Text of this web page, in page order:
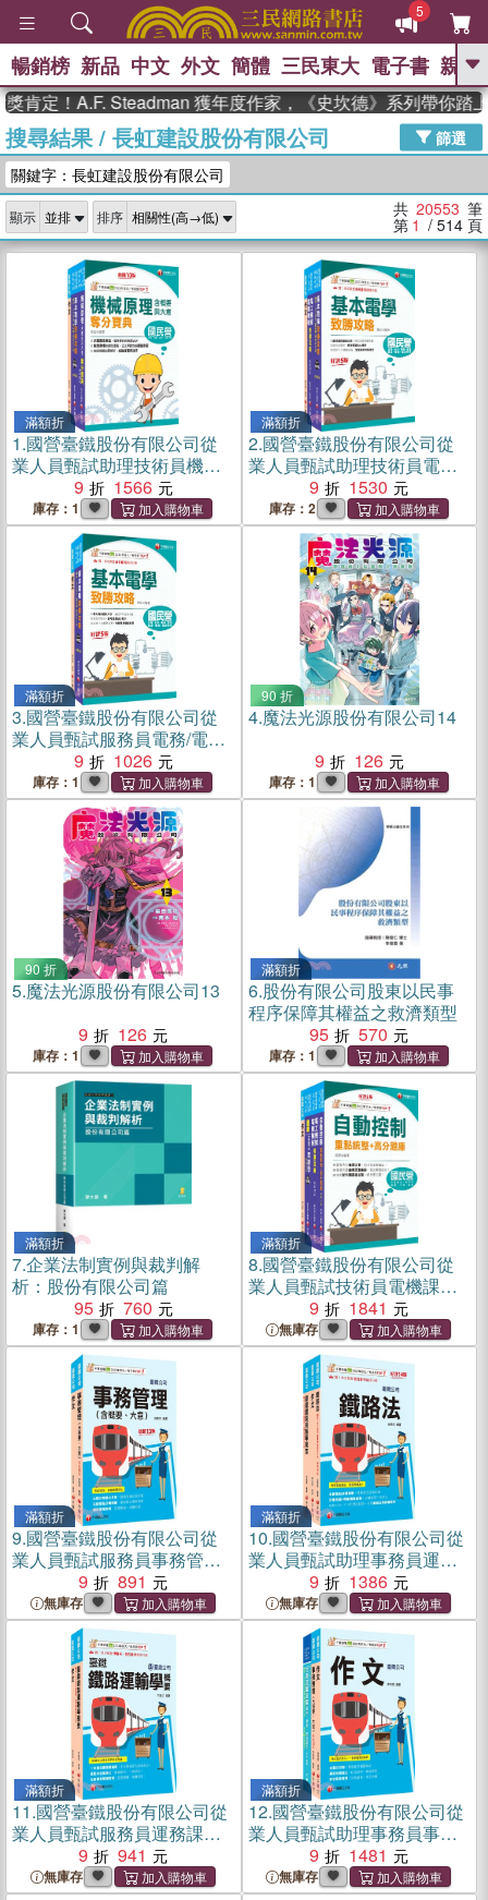
5
GO
熱搜： 東野圭吾 、 高希均教授回憶錄
、 The Odyssey 、 父親節 、 花開錦
繡
李登輝時代 、 數學女孩：黎曼猜想
、
如果歷史是一
群喵 、 臺灣漫遊錄
暢銷榜 新品 中文 外文 簡體 三民東大 電子書 親子
A.F. Steadman 獲年度作家，《史坎德》系列帶你踏上熱血
搜尋結果/ 長虹建設股份有限公司
篩選
關鍵字：長虹建設股份有限公司
顯示 排序 共 20553 筆
第 1 / 514 頁
滿額折
1.國營臺鐵股份有限公司從
業人員甄試助理技術員機械
課文版套書（共三冊）
9 1566
庫存：1
滿額折
2.國營臺鐵股份有限公司從
業人員甄試助理技術員電機
課文版套書（三冊）
9 1530
庫存：2
滿額折
3.國營臺鐵股份有限公司從
業人員甄試服務員電務/電力/
電機課文版套書（共二冊）
9 1026
庫存：1
90 折
4.魔法光源股份有限公司14
9
126
庫存：1
90 折
5.魔法光源股份有限公司13
9
126
庫存：1
滿額折
6.股份有限公司股東以民事
程序保障其權益之救濟類型
95
570
庫存：1
滿額折
7.企業法制實例與裁判解
析：股份有限公司篇
95
760
庫存：1
滿額折
8.國營臺鐵股份有限公司從
業人員甄試技術員電機課文
版套書（共四冊）
9 1841
無庫存
滿額折
9.國營臺鐵股份有限公司從
業人員甄試服務員事務管理
課文版套書（共二冊）
9 891
無庫存
滿額折
10.國營臺鐵股份有限公司從
業人員甄試助理事務員運務
課文版套書（共三冊）
9 1386
無庫存
滿額折
11.國營臺鐵股份有限公司從
業人員甄試服務員運務課文
版套書（共二冊）
9 941
無庫存
滿額折
12.國營臺鐵股份有限公司從
業人員甄試助理事務員事務
管理課文版套書（共三冊）
9 1481
無庫存